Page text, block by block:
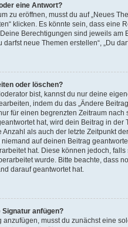
eine Antwort?
zu eröffnen, musst du auf „Neues
klicken. Es könnte sein, dass eine
Berechtigungen sind jeweils am
darfst neue Themen erstellen“, „Du
oder löschen?
bist, kannst du nur deine
indem du das „Ändere
für einen begrenzten Zeitraum
hat, wird dein Beitrag in der
als auch der letzte Zeitpunkt
auf deinen Beitrag
hat. Diese können jedoch,
wurde. Bitte beachte, dass
darauf geantwortet hat.
anfügen?
musst du zunächst eine